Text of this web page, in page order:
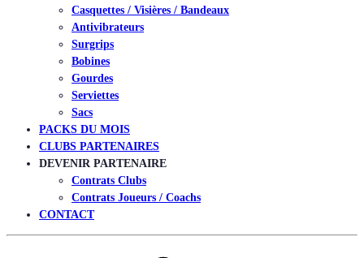
Casquettes / Visières / Bandeaux
Antivibrateurs
Surgrips
Bobines
Gourdes
Serviettes
Sacs
PACKS DU MOIS
CLUBS PARTENAIRES
DEVENIR PARTENAIRE
Contrats Clubs
Contrats Joueurs / Coachs
CONTACT